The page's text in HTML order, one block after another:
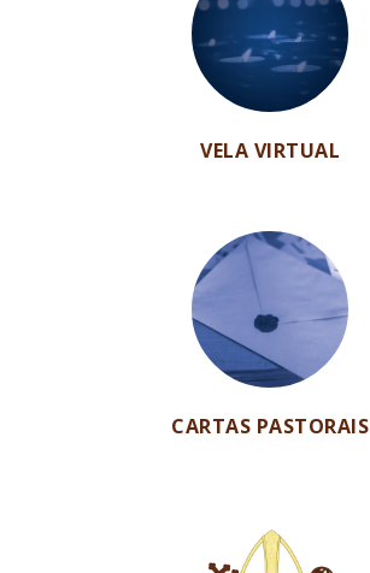
VELA VIRTUAL
CARTAS PASTORAIS